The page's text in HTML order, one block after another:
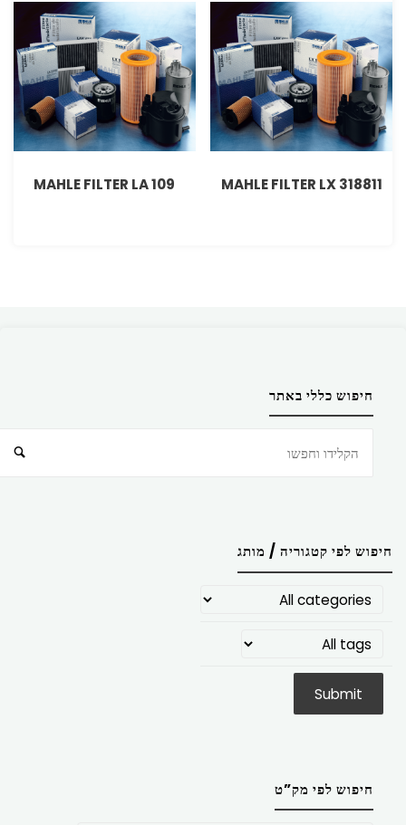
MAHLE FILTER LX 318811
MAHLE FILTER LA 109
חיפוש כללי באתר
חיפוש לפי קטגוריה / מותג
חיפוש לפי מק”ט